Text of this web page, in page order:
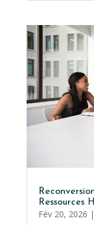
Ressources
Fév 20, 2026 |